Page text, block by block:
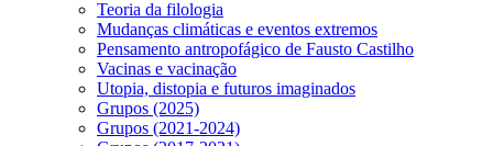
Teoria da filologia
Mudanças climáticas e eventos extremos
Pensamento antropofágico de Fausto Castilho
Vacinas e vacinação
Utopia, distopia e futuros imaginados
Grupos (2025)
Grupos (2021-2024)